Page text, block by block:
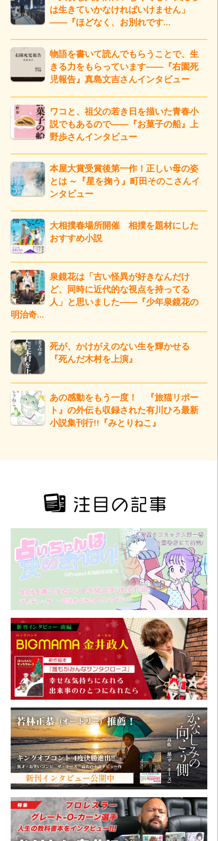
は生きていかなければいけません」
――『ほどなく、お別れです…
物語を書いて読んでもらうことで、生
きる力をもらっています――『右園死
児報告』真島文吉さんインタビュー
ワコと、祖父の若き日を描いた青春小
説でもあるので――『お菓子の船』上
野歩さんインタビュー
本屋大賞受賞後第一作！正しい母の姿
とは ～『星を掬う』町田そのこさんイ
ンタビュー
大相撲春場所開催 相撲を題材にした
おすすめ小説
泉鏡花は「古い怪異が好きなんだけ
ど、同時に近代的な視点を持ってる
人」と思いました――『少年泉鏡花の
明治奇…
死が、かけがえのない生を輝かせる
『死んだ木村を上演』
あの感動をもう一度！ 『旅猫リポー
ト』の外伝も収録された有川ひろ最新
小説集刊行!!『みとりねこ』